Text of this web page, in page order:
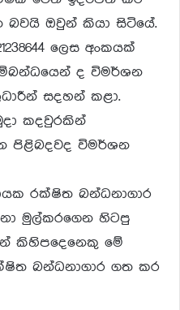
බවයි ඔවුන් කියා සිටියේ.
ලෙස අංකයක්
ද විමර්ශන
සදහන් කළා.
කදවුරකින්
පිළිබදවද විමර්ශන
රක්ෂිත බන්ධනාගාර
මුල්කරගෙන හිටපු
කිහිපදෙනෙකු මේ
බන්ධනාගාර ගත කර